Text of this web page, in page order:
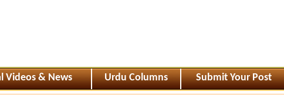
Videos & News Urdu Columns Submit Your Post